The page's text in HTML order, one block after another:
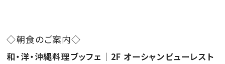
します。
◇朝食のご案内◇
和・洋・沖縄料理ブッフェ｜2F オーシャンビューレスト